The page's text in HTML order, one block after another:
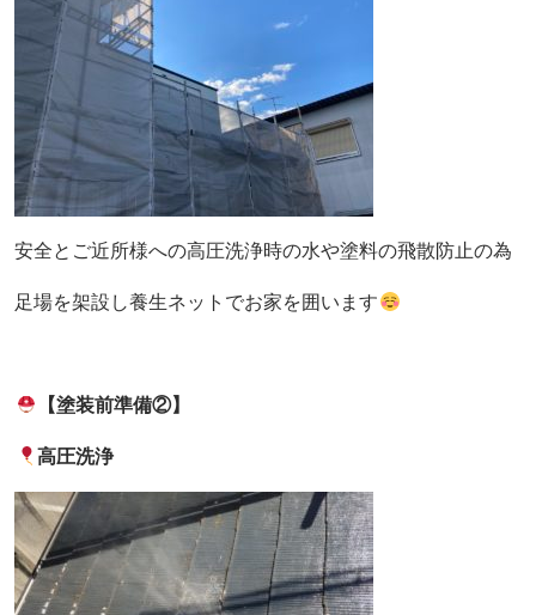
安全とご近所様への高圧洗浄時の水や塗料の飛散防止の為
足場を架設し養生ネットでお家を囲います
【塗装前準備②】
高圧洗浄